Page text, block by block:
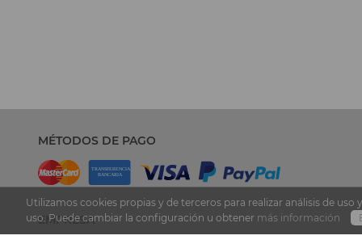
MÉTODOS DE PAGO
EMPRESA
Utilizamos cookies propias y de terceros para realizar análisis de
uso. Puede cambiar la configuración u obtener más información